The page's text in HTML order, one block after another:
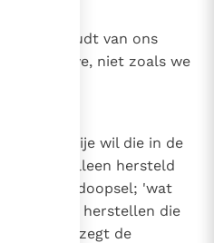
God houdt van ons
zijn gave, niet zoals we
wil. De vrije wil die in de
was, kan alleen hersteld
van het doopsel; 'wat
alleen Hij herstellen die
En zo zegt de